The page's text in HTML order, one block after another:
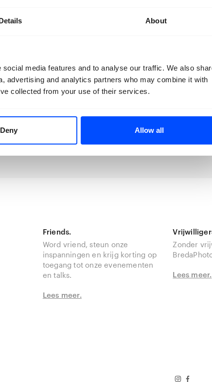
About
media features and to analyse our traffic. We also
advertising and analytics partners who may combine it with
collected from your use of their services.
Deny Allow all
vanaf 10 uur). Vol = vol.
Blijf
Friends.
Word vriend, steun onze
inspanningen en krijg korting op
toegang tot onze evenementen
en talks.
Lees meer.
Zonder
Lees meer.